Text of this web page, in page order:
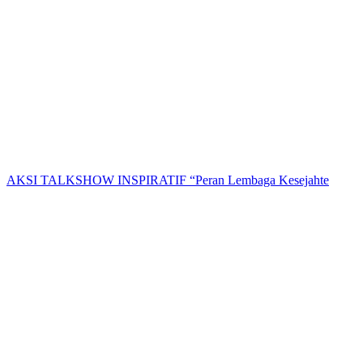
AKSI TALKSHOW INSPIRATIF “Peran Lembaga Kesejahte